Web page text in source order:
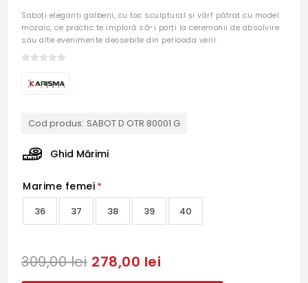
Saboți eleganți galbeni, cu toc sculptural și vârf pătrat cu model
mozaic, ce practic te imploră să-i porți la ceremonii de absolvire
sau alte evenimente deosebite din perioada verii.
Cod produs: SABOT D OTR 80001 G
Ghid Mărimi
Marime femei *
36 37 38 39 40
309,00 lei 278,00 lei